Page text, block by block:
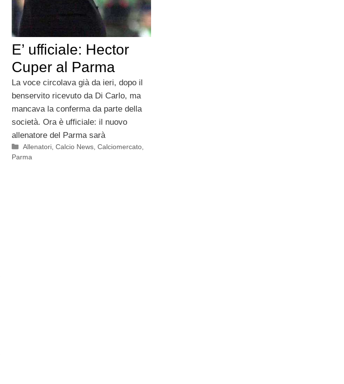
E’ ufficiale: Hector
Cuper al Parma
La voce circolava già da ieri, dopo il
benservito ricevuto da Di Carlo, ma
mancava la conferma da parte della
società. Ora è ufficiale: il nuovo
allenatore del Parma sarà
Categorie
Allenatori ,Calcio News ,Calciomercato
Parma